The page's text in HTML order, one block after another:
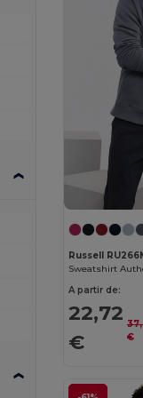
Russell
A partir de:
22,72
€
€